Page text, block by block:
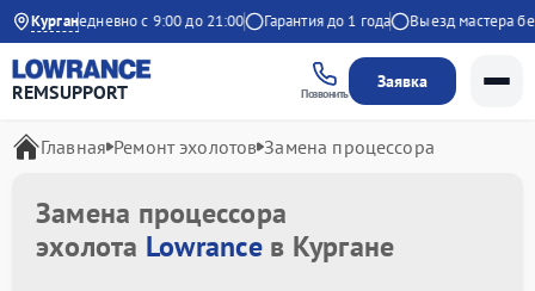
Курган
Ежедневно с 9:00 до 21:00 Гарантия до 1 года Выезд мастера
REMSUPPORT Позвонить
Заявка
Главная Ремонт эхолотов Замена процессора
Замена процессора
эхолота Lowranceв Кургане